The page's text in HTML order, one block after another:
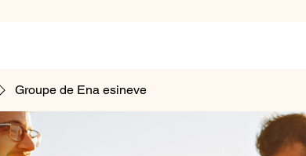
Groupe de Ena esineve